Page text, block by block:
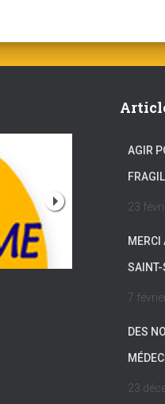
AGIR
23
MERCI
SAINT-
7
DES
23